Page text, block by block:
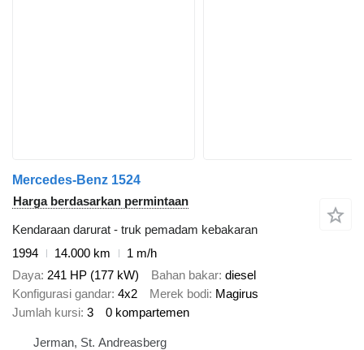
Mercedes-Benz 1524
Harga berdasarkan permintaan
Kendaraan darurat - truk pemadam kebakaran
1994
14.000 km
1 m/h
Daya 241 HP (177 kW) Bahan bakar diesel
Konfigurasi gandar 4x2 Merek bodi Magirus
Jumlah kursi 3 0 kompartemen
Jerman, St. Andreasberg